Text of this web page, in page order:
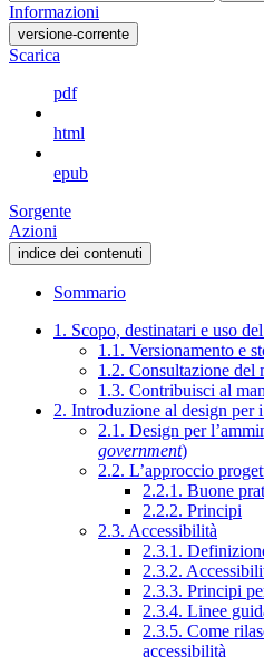
Informazioni
versione-corrente
Scarica
pdf
html
epub
Sorgente
Azioni
indice dei contenuti
Sommario
1. Scopo, destinatari e uso
1.1. Versionamento e
1.2. Consultazione del
1.3. Contribuisci al
2. Introduzione al design
2.1. Design per
government)
2.2. L’approccio
2.2.1. Buone
2.2.2. Principi
2.3. Accessibilità
2.3.1.
2.3.2.
2.3.3. Principi
2.3.4. Linee
2.3.5. Come
accessibilità